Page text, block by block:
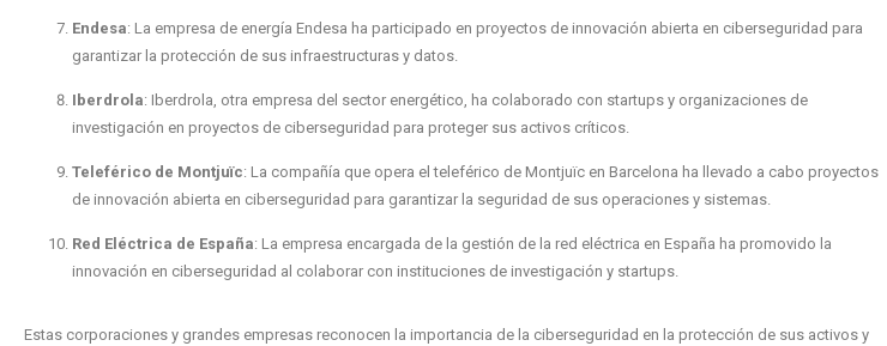
Endesa: La empresa de energía Endesa ha participado en proyectos de innovación abierta en ciberseguridad para
garantizar la protección de sus infraestructuras y datos.
Iberdrola: Iberdrola, otra empresa del sector energético, ha colaborado con startups y organizaciones de
investigación en proyectos de ciberseguridad para proteger sus activos críticos.
Teleférico de Montjuïc: La compañía que opera el teleférico de Montjuïc en Barcelona ha llevado a cabo proyectos
de innovación abierta en ciberseguridad para garantizar la seguridad de sus operaciones y sistemas.
Red Eléctrica de España: La empresa encargada de la gestión de la red eléctrica en España ha promovido la
innovación en ciberseguridad al colaborar con instituciones de investigación y startups.
Estas corporaciones y grandes empresas reconocen la importancia de la ciberseguridad en la protección de sus activos y